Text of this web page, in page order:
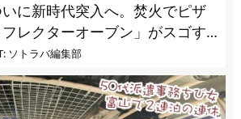
に新時代突入へ。焚火でピザ
レクターオーブン」がスゴす
ソトラバ編集部